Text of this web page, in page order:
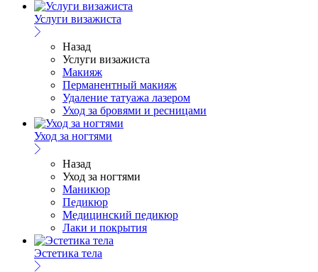
Услуги визажиста
Назад
Услуги визажиста
Макияж
Перманентный макияж
Удаление татуажа лазером
Уход за бровями и ресницами
Уход за ногтями
Назад
Уход за ногтями
Маникюр
Педикюр
Медицинский педикюр
Лаки и покрытия
Эстетика тела